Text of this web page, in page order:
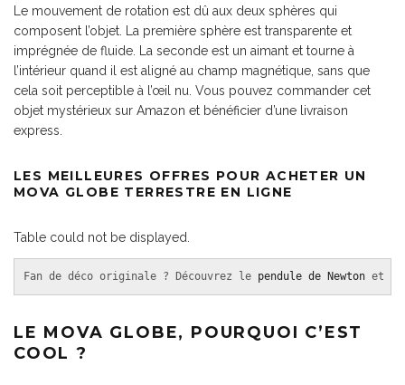
Le mouvement de rotation est dû aux deux sphères qui
composent l’objet. La première sphère est transparente et
imprégnée de fluide. La seconde est un aimant et tourne à
l’intérieur quand il est aligné au champ magnétique, sans que
cela soit perceptible à l’œil nu. Vous pouvez commander cet
objet mystérieux sur Amazon et bénéficier d’une livraison
express.
LES MEILLEURES OFFRES POUR ACHETER UN
MOVA GLOBE TERRESTRE EN LIGNE
Table could not be displayed.
Fan de déco originale ? Découvrez le pendule de Newton et
LE MOVA GLOBE, POURQUOI C’EST
COOL ?